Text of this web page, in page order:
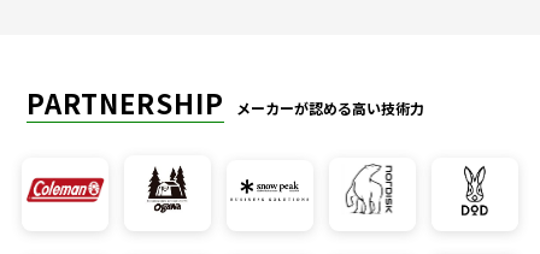
PARTNERSHIP メーカーが認める高い技術力